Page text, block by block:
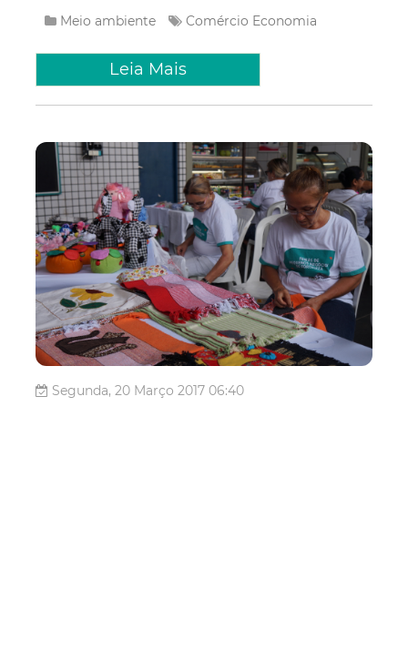
Meio ambiente Comércio Economia
Leia Mais
Segunda, 20 Março 2017 06:40